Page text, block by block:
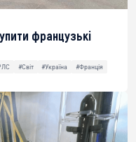
французькі
#Світ #Україна
#Франція